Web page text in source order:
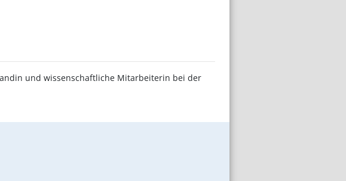
und wissenschaftliche Mitarbeiterin bei der